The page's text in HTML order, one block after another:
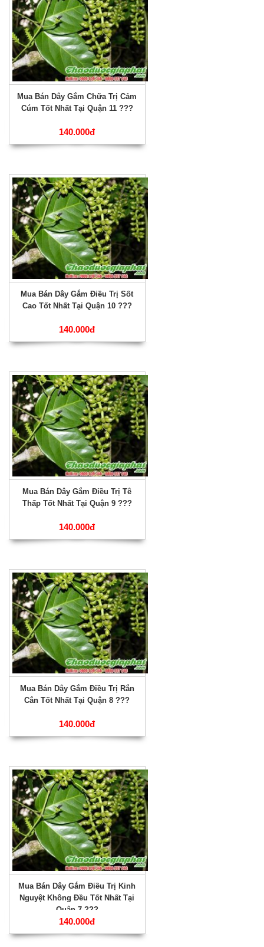
Mua Bán Dây Gắm Chữa Trị Cảm
Cúm Tốt Nhất Tại Quận 11 ???
140.000đ
Mua Bán Dây Gắm Điều Trị Sốt
Cao Tốt Nhất Tại Quận 10 ???
140.000đ
Mua Bán Dây Gắm Điều Trị Tê
Thấp Tốt Nhất Tại Quận 9 ???
140.000đ
Mua Bán Dây Gắm Điều Trị Rắn
Cắn Tốt Nhất Tại Quận 8 ???
140.000đ
Mua Bán Dây Gắm Điều Trị Kinh
Nguyệt Không Đều Tốt Nhất Tại
Quận 7 ???
140.000đ